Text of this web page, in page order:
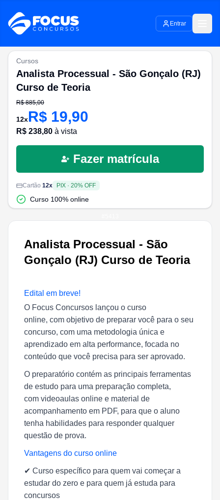
Entrar
Analista Processual - São
Gonçalo (RJ) Curso de Teoria
Edital em breve!
O Focus Concursos lançou o curso
online, com objetivo de preparar você para o seu
concurso, com uma metodologia única e
aprendizado em alta performance, focada no
conteúdo que você precisa para ser aprovado.
O preparatório contém as principais ferramentas
de estudo para uma preparação completa,
com videoaulas online e material de
acompanhamento em PDF, para que o aluno
tenha habilidades para responder qualquer
questão de prova.
Vantagens do curso online
✔ Curso específico para quem vai começar a
estudar do zero e para quem já estuda para
concursos
Cursos
Analista Processual - São Gonçalo (RJ)
Curso de Teoria
R$885,00
12xR$ 19,90
R$ 238,80 à vista
Fazer matrícula
Cartão 12x PIX · 20% OFF
Curso 100% online